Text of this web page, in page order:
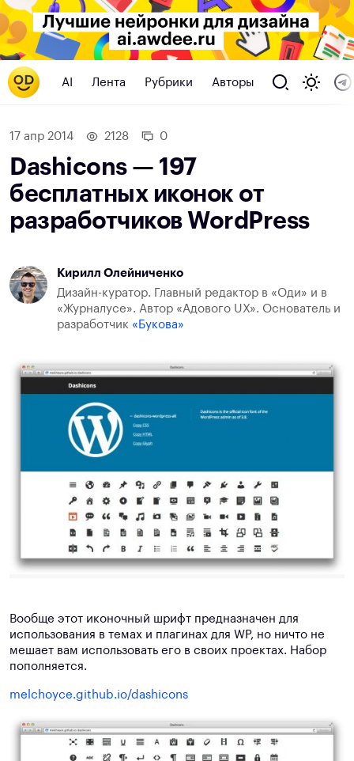
AI Лента Рубрики Авторы
17 апр 2014 2128 0
Dashicons — 197
бесплатных иконок от
разработчиков WordPress
Кирилл Олейниченко
Дизайн-куратор. Главный редактор в «Оди» и в
«Журналусе». Автор «Адового UX». Основатель и
разработчик «Букова»
Вообще этот иконочный шрифт предназначен для
использования в темах и плагинах для WP, но ничто не
мешает вам использовать его в своих проектах. Набор
пополняется.
melchoyce.github.io/dashicons